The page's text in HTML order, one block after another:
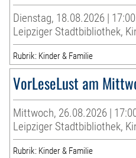
Dienstag, 18.08.2026 |
Leipziger Stadtbibliothek,
Rubrik: Kinder & Familie
VorLeseLust am
Mittwoch, 26.08.2026 |
Leipziger Stadtbibliothek,
Rubrik: Kinder & Familie